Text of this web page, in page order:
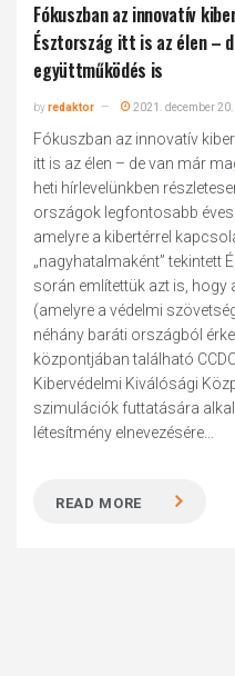
Fókuszban az innovatív
Észtország itt is az élen –
együttműködés is
byredaktor 2021. december 20.
Fókuszban az innovatív
itt is az élen – de van már
heti hírlevelünkben
országok legfontosabb éves
amelyre a kibertérrel
„nagyhatalmaként” tekintett
során említettük azt is, hogy
(amelyre a védelmi
néhány baráti országból
központjában található
Kibervédelmi Kiválósági
szimulációk futtatására
létesítmény elnevezésére...
READ MORE